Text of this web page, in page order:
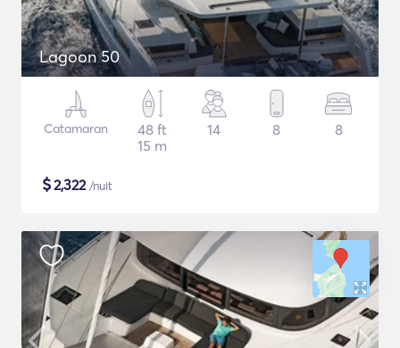
Lagoon 50
Catamaran
48 ft
15 m
14 8 8
$2,322/nuit